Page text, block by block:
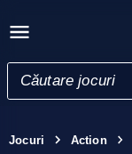
Jocuri Action